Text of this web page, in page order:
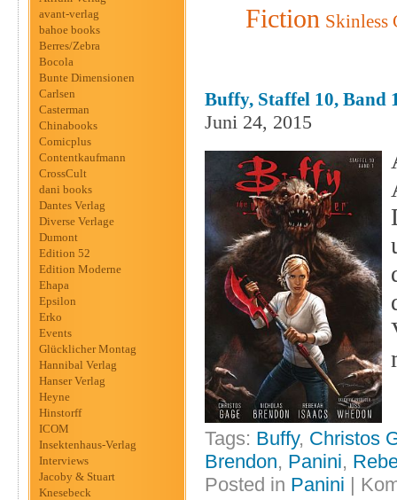
avant-verlag
bahoe books
Berres/Zebra
Bocola
Bunte Dimensionen
Carlsen
Casterman
Chinabooks
Comicplus
Contentkaufmann
CrossCult
dani books
Dantes Verlag
Diverse Verlage
Dumont
Edition 52
Edition Moderne
Ehapa
Epsilon
Erko
Events
Glücklicher Montag
Hannibal Verlag
Hanser Verlag
Heyne
Hinstorff
ICOM
Insektenhaus-Verlag
Interviews
Jacoby & Stuart
Knesebeck
Fiction Skinless
Buffy, Staffel 10, Band
Juni 24, 2015
Tags: Buffy, Christos
Brendon, Panini,
Posted in Panini |